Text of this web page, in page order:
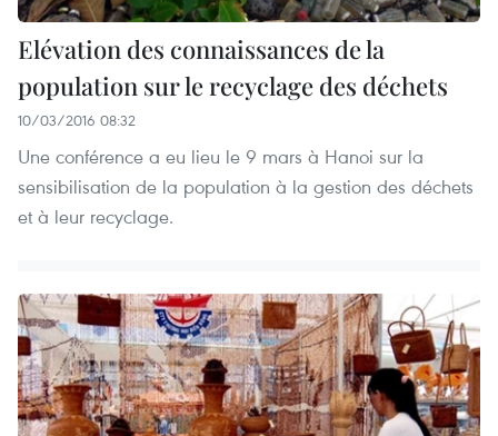
Elévation des connaissances de la
population sur le recyclage des déchets
10/03/2016 08:32
Une conférence a eu lieu le 9 mars à Hanoi sur la
sensibilisation de la population à la gestion des déchets
et à leur recyclage.